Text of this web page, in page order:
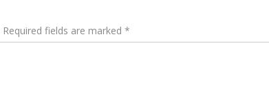
Required fields are marked *